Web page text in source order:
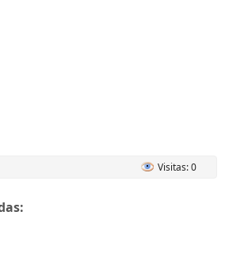
Visitas: 0